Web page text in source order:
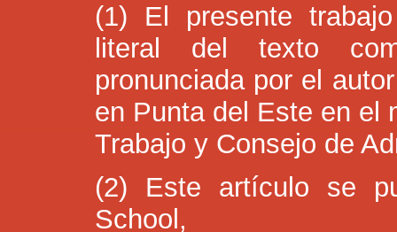
(1) El presente
literal del texto
pronunciada por el
en Punta del Este en el
Trabajo y Consejo de
(2) Este artículo se
School,